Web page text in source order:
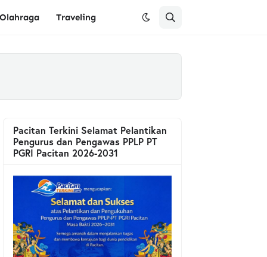
Olahraga Traveling
Pacitan Terkini Selamat Pelantikan
Pengurus dan Pengawas PPLP PT
PGRI Pacitan 2026-2031